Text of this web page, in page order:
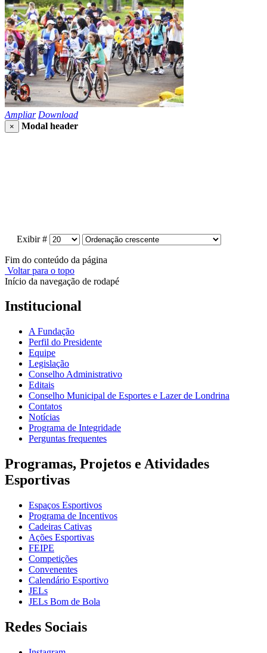
Ampliar Download
× Modal header
Exibir #
Fim do conteúdo da página
Voltar para o topo
Início da navegação de rodapé
Institucional
A Fundação
Perfil do Presidente
Equipe
Legislação
Conselho Administrativo
Editais
Conselho Municipal de Esportes e Lazer de Londrina
Contatos
Notícias
Programa de Integridade
Perguntas frequentes
Programas, Projetos e Atividades
Esportivas
Espaços Esportivos
Programa de Incentivos
Cadeiras Cativas
Ações Esportivas
FEIPE
Competições
Convenentes
Calendário Esportivo
JELs
JELs Bom de Bola
Redes Sociais